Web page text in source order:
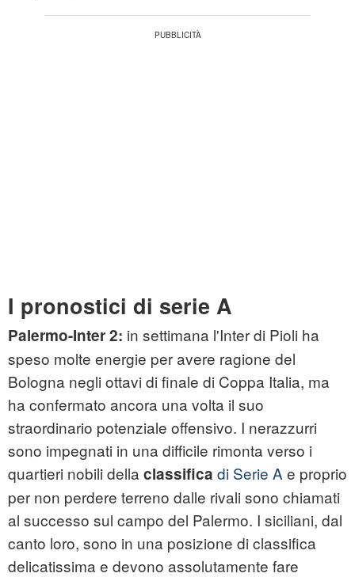
I pronostici di serie A
Palermo-Inter 2: in settimana l'Inter di Pioli ha
speso molte energie per avere ragione del
Bologna negli ottavi di finale di Coppa Italia, ma
ha confermato ancora una volta il suo
straordinario potenziale offensivo. I nerazzurri
sono impegnati in una difficile rimonta verso i
quartieri nobili della classifica di Serie A e proprio
per non perdere terreno dalle rivali sono chiamati
al successo sul campo del Palermo. I siciliani, dal
canto loro, sono in una posizione di classifica
delicatissima e devono assolutamente fare